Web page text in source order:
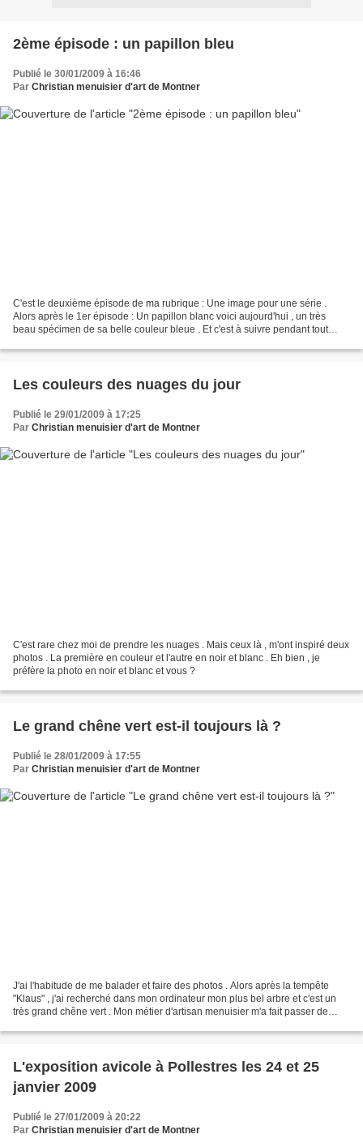
2ème épisode : un papillon bleu
Publié le 30/01/2009 à 16:46
Par Christian menuisier d'art de Montner
C'est le deuxième épisode de ma rubrique : Une image pour une série .
Alors après le 1er épisode : Un papillon blanc voici aujourd'hui , un très
beau spécimen de sa belle couleur bleue . Et c'est à suivre pendant tout
Les couleurs des nuages du jour
Publié le 29/01/2009 à 17:25
Par Christian menuisier d'art de Montner
C'est rare chez moi de prendre les nuages . Mais ceux là , m'ont inspiré deux
photos . La première en couleur et l'autre en noir et blanc . Eh bien , je
préfère la photo en noir et blanc et vous ?
Le grand chêne vert est-il toujours là ?
Publié le 28/01/2009 à 17:55
Par Christian menuisier d'art de Montner
J'ai l'habitude de me balader et faire des photos . Alors après la tempête
"Klaus" , j'ai recherché dans mon ordinateur mon plus bel arbre et c'est un
très grand chêne vert . Mon métier d'artisan menuisier m'a fait passer de
L'exposition avicole à Pollestres les 24 et 25
janvier 2009
Publié le 27/01/2009 à 20:22
Par Christian menuisier d'art de Montner